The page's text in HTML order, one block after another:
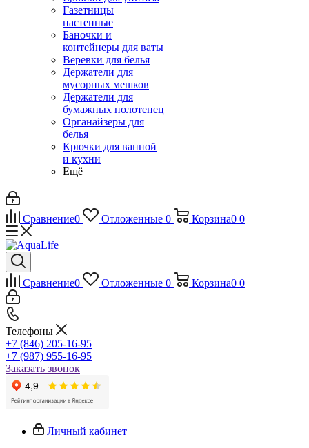
Газетницы
настенные
Баночки и
контейнеры для ваты
Веревки для белья
Держатели для
мусорных мешков
Держатели для
бумажных полотенец
Органайзеры для
белья
Крючки для ванной
и кухни
Ещё
Сравнение0 Отложенные 0 Корзина0 0
Сравнение0 Отложенные 0 Корзина0 0
Телефоны
+7 (846) 205-16-95
+7 (987) 955-16-95
Заказать звонок
Личный кабинет